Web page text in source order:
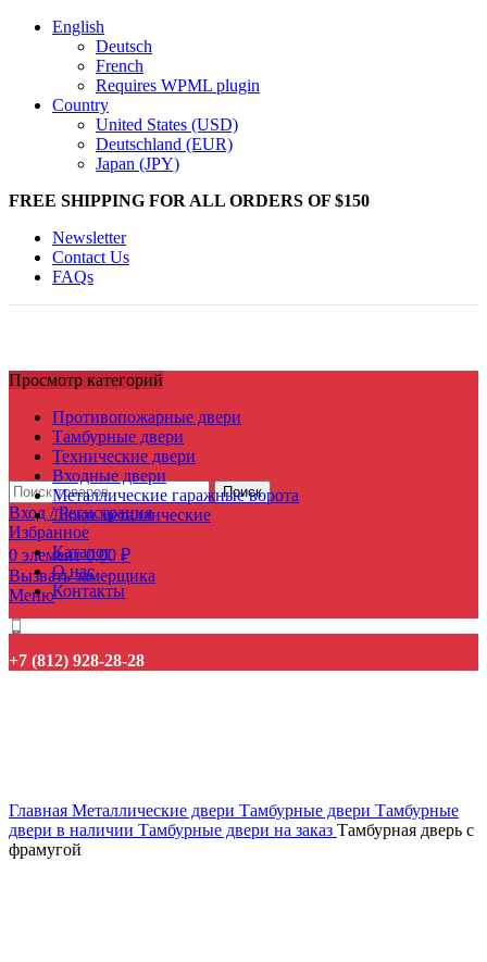
English
Deutsch
French
Requires WPML plugin
Country
United States (USD)
Deutschland (EUR)
Japan (JPY)
FREE SHIPPING FOR ALL ORDERS OF $150
Newsletter
Contact Us
FAQs
Поиск
Вход / Регистрация
Избранное
0 элемент 0,00 ₽
Вызвать замерщика
Меню
Просмотр категорий
Противопожарные двери
Тамбурные двери
Технические двери
Входные двери
Металлические гаражные ворота
Люки металлические
Каталог
О нас
Контакты
+7 (812) 928-28-28
Главная Металлические двери Тамбурные двери Тамбурные
двери в наличии Тамбурные двери на заказ Тамбурная дверь с
фрамугой